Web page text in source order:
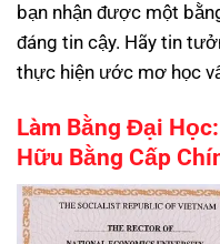
bạn nhận được một
đáng tin cậy. Hãy tin
thực hiện ước mơ học
Làm Bằng Đại
Hữu Bằng Cấp